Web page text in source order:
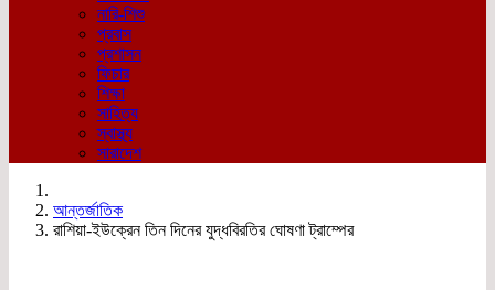
নারি-শিশু
প্রবাস
প্রশাসন
ফিচার
শিক্ষা
সাহিত্য
স্বাস্থ্য
সারাদেশ
আন্তর্জাতিক
রাশিয়া-ইউক্রেন তিন দিনের যুদ্ধবিরতির ঘোষণা ট্রাম্পের